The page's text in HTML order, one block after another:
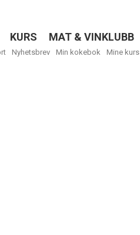
KURS MAT & VINKLUBB
Nyhetsbrev Min kokebok Mine kurs